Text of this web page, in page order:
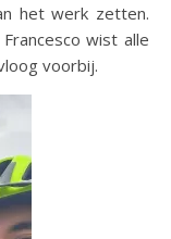
het werk zetten.
wist alle
voorbij.